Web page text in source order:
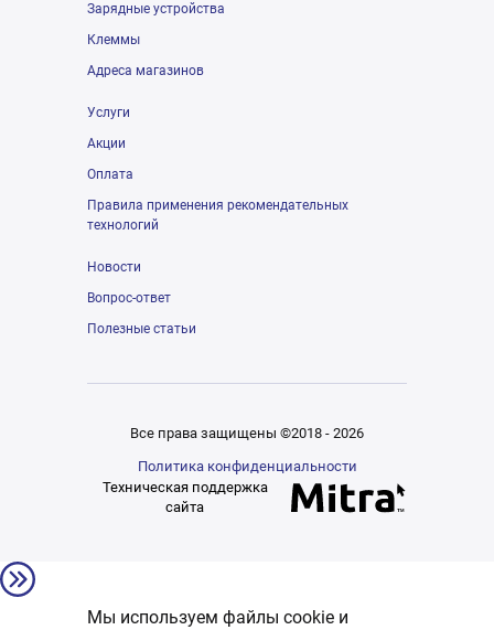
Зарядные устройства
Клеммы
Адреса магазинов
Услуги
Акции
Оплата
Правила применения рекомендательных
технологий
Новости
Вопрос-ответ
Полезные статьи
Все права защищены ©2018 - 2026
Политика конфиденциальности
Техническая поддержка
сайта
Мы используем файлы cookie и